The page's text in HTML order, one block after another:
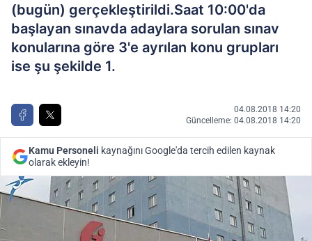
(bugün) gerçekleştirildi.Saat 10:00'da
başlayan sınavda adaylara sorulan sınav
konularına göre 3'e ayrılan konu grupları
ise şu şekilde 1.
04.08.2018 14:20
Güncelleme: 04.08.2018 14:20
Kamu Personeli kaynağını Google'da tercih edilen kaynak
olarak ekleyin!